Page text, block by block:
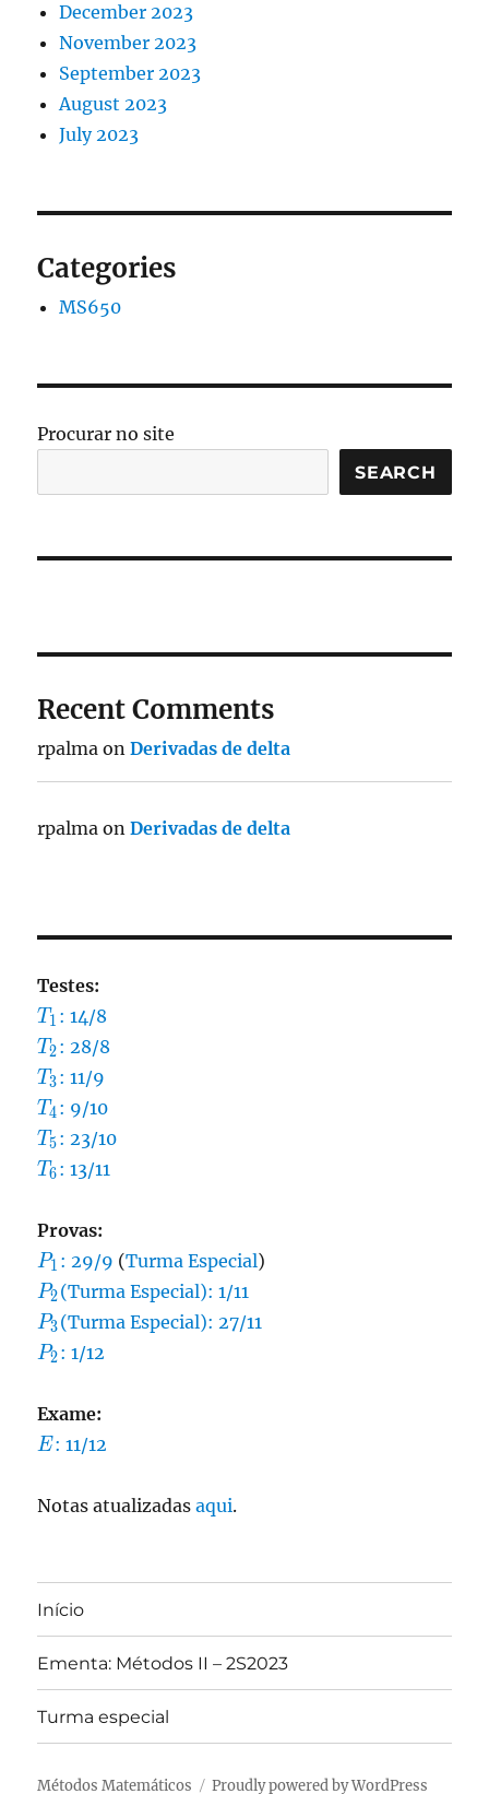
December 2023
November 2023
September 2023
August 2023
July 2023
Categories
MS650
Procurar no site
SEARCH
Recent Comments
rpalma onDerivadas de delta
rpalma onDerivadas de delta
Testes:
T_1
T1 : 14/8
T_2
T2: 28/8
T_3
T3: 11/9
T_4
T4: 9/10
T_5
T5: 23/10
T_6
T6: 13/11
Provas:
P_1
P1 : 29/9 (Turma Especial)
P_2
P2(Turma Especial): 1/11
P_3
P3(Turma Especial): 27/11
P_2
P2: 1/12
Exame:
E
E: 11/12
Notas atualizadasaqui.
Início
Ementa: Métodos II – 2S2023
Turma especial
Métodos Matemáticos Proudly powered by WordPress